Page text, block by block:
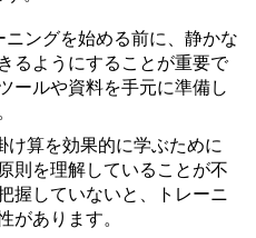
ニングを始める前に、静かな
るようにすることが重要で
ールや資料を手元に準備し
け算を効果的に学ぶために
則を理解していることが不
握していないと、トレーニ
があります。